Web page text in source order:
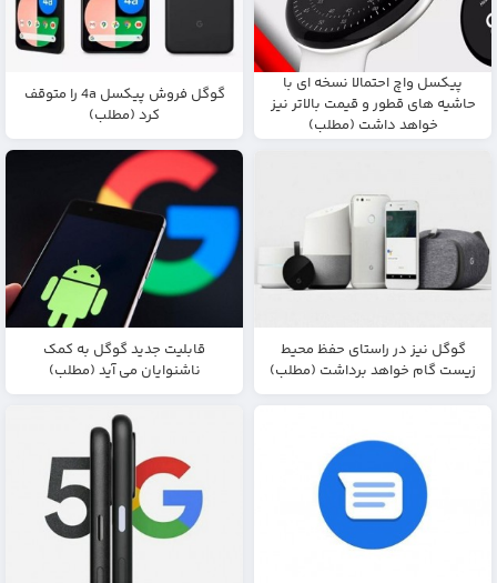
پیکسل واچ احتمالا نسخه ای با
حاشیه های قطور و قیمت بالاتر نیز
خواهد داشت (مطلب)
گوگل فروش پیکسل 4a را متوقف
کرد (مطلب)
گوگل نیز در راستای حفظ محیط
زیست گام خواهد برداشت (مطلب)
قابلیت جدید گوگل به کمک
ناشنوایان می آید (مطلب)